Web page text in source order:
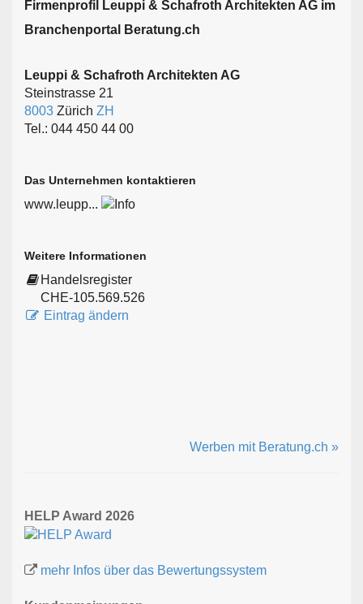
Firmen­profil Leuppi & Schafroth Architekten AG im
Branchen­portal Beratung.ch
Leuppi & Schafroth Architekten AG
Steinstrasse 21
8003 Zürich ZH
Tel.: 044 450 44 00
Das Unternehmen kontaktieren
www.leupp...
Weitere Informationen
Handelsregister
CHE-105.569.526
Eintrag ändern
Werben mit Beratung.ch »
HELP Award 2026
mehr Infos über das Bewertungssystem